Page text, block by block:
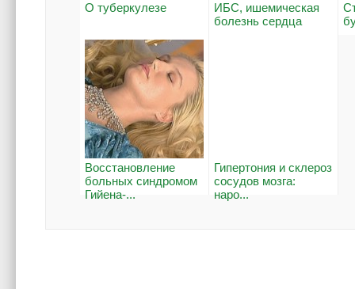
О туберкулезе
ИБС, ишемическая
болезнь сердца
Восстановление
больных синдромом
Гийена-...
Гипертония и склероз
сосудов мозга:
наро...